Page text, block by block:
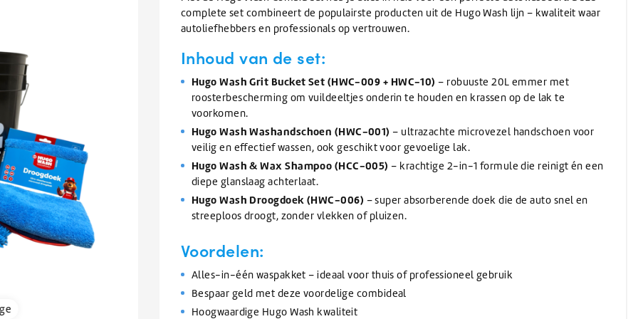
te
gaan.
u
aanraaktoetsen
werkt,
kunt
u
touch-
en
swipetekens
gebruiken.
Zomerartikelen
BEKIJK ALLE BRANCHES
Afwas
Afwasmiddel & vaatwasmiddel
Wassen
Wasmiddel
Voorwasmiddel
Line Premium
BEKIJK ALLE SCHOONMAAKMIDDELEN
(Schuur)sponzen
Scheppen & Schrapers
Handscheppen & Schepbakken
Schrapers
Schoppen
Stelen
Telescoopstelen
Overige Hulpmaterialen
Ophangsystemen
Kabelbinders
Foam sprayers & hulpmiddelen
Waterpistolen & slangen
IBC & Jerrycans
IBC toebehoren & adapters
Jerrycan toebehoren
Schenken en afmeten
Ventilatiekanalen
/ Onderdelenreinigers
BEKIJK ALLE SCHOONMAAKMATERIALEN
Refractometers Slangen & koppelingen
Onthardingszout
Zwembad onderhoud
Chloor & Zwavelzuur
Zwembadchloor
PH onderhoud
AdBlue
De-Icer
De-Icer
BEKIJK ALLE ONDERHOUD
BEKIJK ALLE ELECTRONICA
Knapzakken
Wegwerphandschoenen
Bekers & Borden
reiniger
BEKIJK ALLE HYGIËNE
Verwarming
Bouwdrogers
Koeling / Verdampingskoelers
Dranghekken / Rijplaten
Palletwagen / Heftrucks
Vrachtwagen & Machinetransporter
BEKIJK ALLE VERHUUR
BEKIJK ALLE TANKWAGEN/BULKcomplete set combineert de populairste producten uit de Hugo Wash lijn – kwaliteit waar
autoliefhebbers en professionals op vertrouwen.
Inhoud van de set:
Hugo Wash Grit Bucket Set (HWC-009 + HWC-10) – robuuste 20L emmer met
roosterbescherming om vuildeeltjes onderin te houden en krassen op de lak te
voorkomen.
Hugo Wash Washandschoen (HWC-001) – ultrazachte microvezel handschoen voor
veilig en effectief wassen, ook geschikt voor gevoelige lak.
Hugo Wash & Wax Shampoo (HCC-005) – krachtige 2-in-1 formule die reinigt én een
diepe glanslaag achterlaat.
Hugo Wash Droogdoek (HWC-006) – super absorberende doek die de auto snel en
streeploos droogt, zonder vlekken of pluizen.
Voordelen:
Alles-in-één waspakket – ideaal voor thuis of professioneel gebruik
Bespaar geld met deze voordelige combideal
Hoogwaardige Hugo Wash kwaliteit